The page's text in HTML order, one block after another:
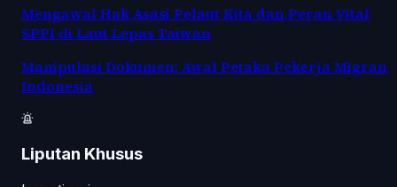
Mengawal Hak Asasi Pelaut Kita dan Peran Vital
SPPI di Laut Lepas Taiwan
Manipulasi Dokumen: Awal Petaka Pekerja Migran
Indonesia
Liputan Khusus